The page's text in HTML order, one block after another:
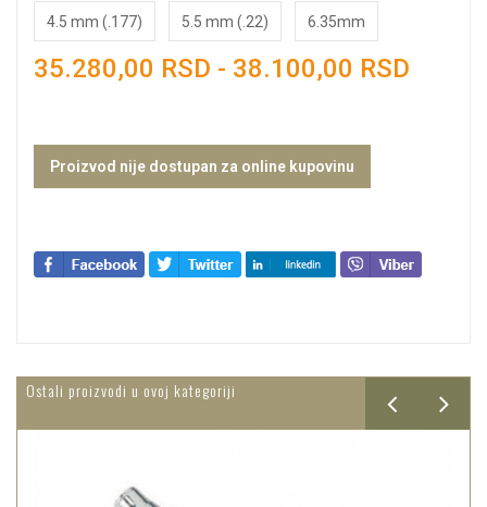
4.5 mm (.177) 5.5 mm (.22) 6.35mm
35.280,00 RSD - 38.100,00 RSD
Proizvod nije dostupan za online kupovinu
Ostali proizvodi u ovoj kategoriji